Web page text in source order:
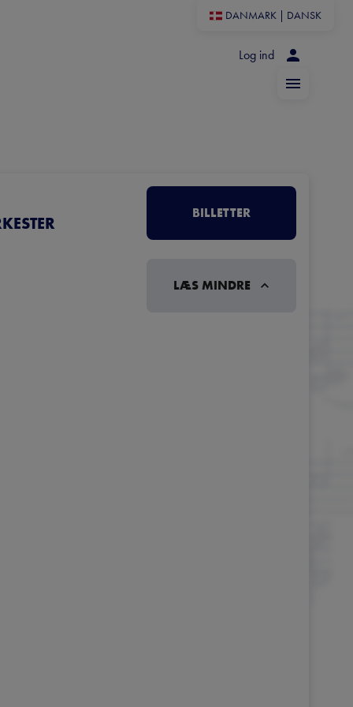
DANMARK DANSK
Log ind
BILLETTER
LÆS MINDRE